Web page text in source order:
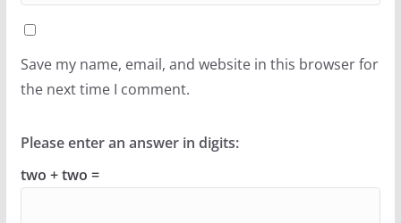
Save my name, email, and website in this browser for
the next time I comment.
Please enter an answer in digits:
two + two =